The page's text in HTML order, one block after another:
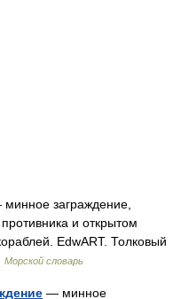
заграждение,
и открытом
EdwART. Толковый
Морской словарь
— минное